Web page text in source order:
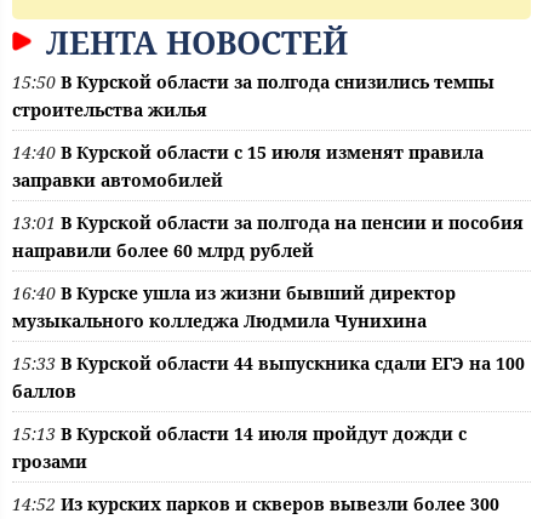
ЛЕНТА НОВОСТЕЙ
15:50 В Курской области за полгода снизились темпы
строительства жилья
14:40 В Курской области с 15 июля изменят правила
заправки автомобилей
13:01 В Курской области за полгода на пенсии и пособия
направили более 60 млрд рублей
16:40 В Курске ушла из жизни бывший директор
музыкального колледжа Людмила Чунихина
15:33 В Курской области 44 выпускника сдали ЕГЭ на 100
баллов
15:13 В Курской области 14 июля пройдут дожди с
грозами
14:52 Из курских парков и скверов вывезли более 300